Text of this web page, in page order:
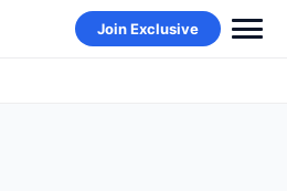
Join Exclusive